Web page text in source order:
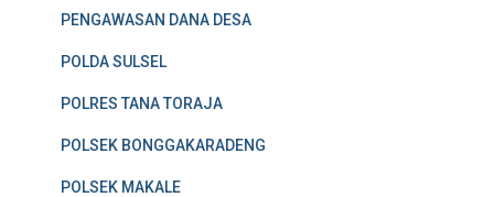
PENGAWASAN DANA DESA
POLDA SULSEL
POLRES TANA TORAJA
POLSEK BONGGAKARADENG
POLSEK MAKALE